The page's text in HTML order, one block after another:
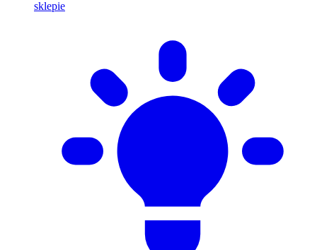
sklepie